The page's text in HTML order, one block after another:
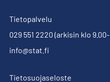
Tietopalvelu
029 551 2220 (arkisin klo 9.00-
info@stat.fi
Tietosuojaseloste